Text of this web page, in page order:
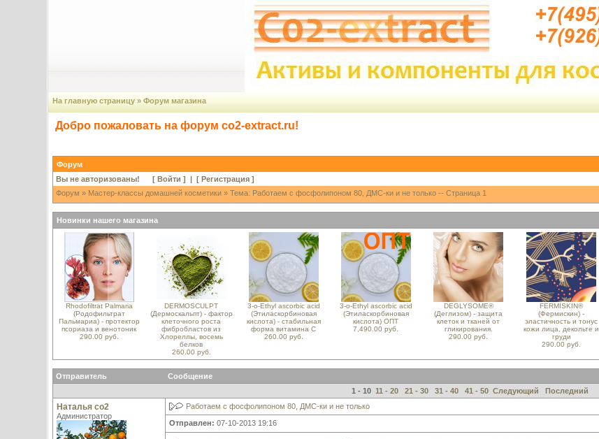
На главную страницу» Форум магазина
Добро пожаловать на форум co2-extract.ru!
Форум
Вы не авторизованы! [ Войти ] | [ Регистрация]
Форум » Мастер-классы домашней косметики» Тема: Работаем с фосфолипоном 80, ДМС-ки и не только -- Страница 1
Новинки нашего магазина
Rhodofiltrat Palmaria
(Родофильтрат
Пальмариа) - протектор
псориаза и венотоник
290.00 руб.
DERMOSCULPT
(Дермоскальпт) - фактор
клеточного роста
фибробластов из
Хлореллы, восемь
белков
260.00 руб.
3-o-Ethyl ascorbic acid
(Этиласкорбиновая
кислота) - стабильная
форма витамина С
260.00 руб.
3-o-Ethyl ascorbic acid
(Этиласкорбиновая
кислота) ОПТ
7,490.00 руб.
DEGLYSOME®
(Деглизом) - защита
клеток и тканей от
гликирования.
290.00 руб.
FERMISKIN®
(Фермискин) -
эластичность и тонус
кожи лица, декольте и
груди
290.00 руб.
Отправитель
Сообщение
1 - 10 11 - 20 21 - 30 31 - 40 41 - 50 Следующий Последний
Наталья со2
Администратор
Работаем с фосфолипоном 80, ДМС-ки и не только
Отправлен: 07-10-2013 19:16